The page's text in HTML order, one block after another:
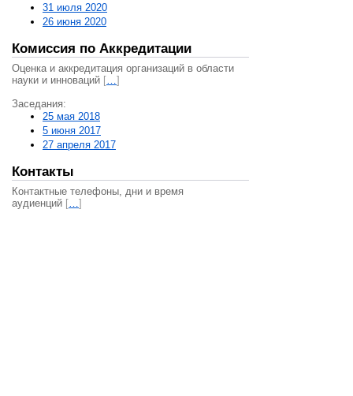
31 июля 2020
26 июня 2020
Комиссия по Аккредитации
Оценка и аккредитация организаций в области
науки и инноваций […]
Заседания:
25 мая 2018
5 июня 2017
27 апреля 2017
Контакты
Контактные телефоны, дни и время
аудиенций […]